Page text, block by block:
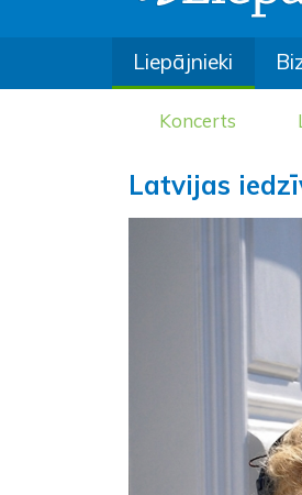
Liepājnieki
Koncerts
Latvijas